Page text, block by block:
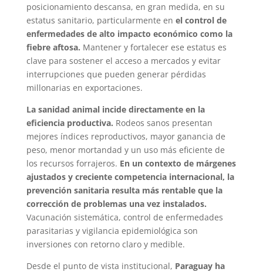
posicionamiento descansa, en gran medida, en su
estatus sanitario, particularmente en el control de
enfermedades de alto impacto económico como la
fiebre aftosa. Mantener y fortalecer ese estatus es
clave para sostener el acceso a mercados y evitar
interrupciones que pueden generar pérdidas
millonarias en exportaciones.
La sanidad animal incide directamente en la
eficiencia productiva. Rodeos sanos presentan
mejores índices reproductivos, mayor ganancia de
peso, menor mortandad y un uso más eficiente de
los recursos forrajeros. En un contexto de márgenes
ajustados y creciente competencia internacional, la
prevención sanitaria resulta más rentable que la
corrección de problemas una vez instalados.
Vacunación sistemática, control de enfermedades
parasitarias y vigilancia epidemiológica son
inversiones con retorno claro y medible.
Desde el punto de vista institucional, Paraguay ha